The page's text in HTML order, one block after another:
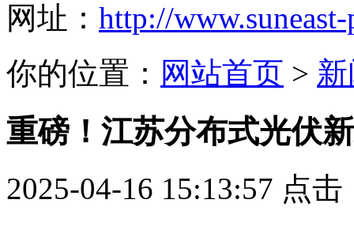
网址： http://
你的位置： 网站首页 >
重磅！江苏分布式光伏
2025-04-16 15:13:57 点击